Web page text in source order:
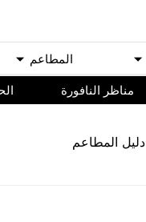
اﻟﻤﻄﺎﻋﻢ
مناظر النافورة
ﺩﻟﻴﻞ اﻟﻤﻄﺎﻋﻢ